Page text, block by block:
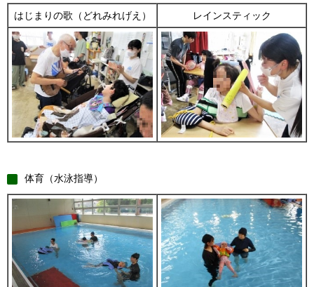
はじまりの歌（どれみれげえ） レインスティック
体育（水泳指導）